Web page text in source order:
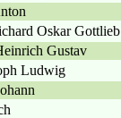
Oskar Gottlieb
Gustav
Ludwig